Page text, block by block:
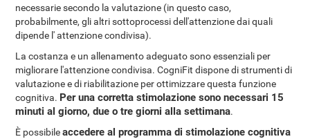
necessarie secondo la valutazione (in questo caso,
probabilmente, gli altri sottoprocessi dell'attenzione dai quali
dipende l' attenzione condivisa).
La costanza e un allenamento adeguato sono essenziali per
migliorare l'attenzione condivisa. CogniFit dispone di strumenti di
valutazione e di riabilitazione per ottimizzare questa funzione
cognitiva. Per una corretta stimolazione sono necessari 15
minuti al giorno, due o tre giorni alla settimana.
È possibileaccedere al programma di stimolazione cognitiva